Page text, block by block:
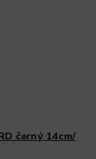
černý 14cm/